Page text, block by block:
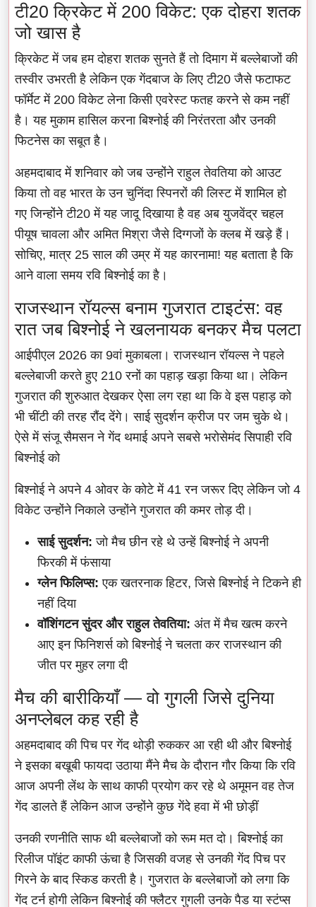
टी20 क्रिकेट में 200 विकेट: एक दोहरा शतक
जो खास है
क्रिकेट में जब हम दोहरा शतक सुनते हैं तो दिमाग में बल्लेबाजों की
तस्वीर उभरती है लेकिन एक गेंदबाज के लिए टी20 जैसे फटाफट
फॉर्मेट में 200 विकेट लेना किसी एवरेस्ट फतह करने से कम नहीं
है। यह मुकाम हासिल करना बिश्नोई की निरंतरता और उनकी
फिटनेस का सबूत है।
अहमदाबाद में शनिवार को जब उन्होंने राहुल तेवतिया को आउट
किया तो वह भारत के उन चुनिंदा स्पिनरों की लिस्ट में शामिल हो
गए जिन्होंने टी20 में यह जादू दिखाया है वह अब युजवेंद्र चहल
पीयूष चावला और अमित मिश्रा जैसे दिग्गजों के क्लब में खड़े हैं।
सोचिए, मात्र 25 साल की उम्र में यह कारनामा! यह बताता है कि
आने वाला समय रवि बिश्नोई का है।
राजस्थान रॉयल्स बनाम गुजरात टाइटंस: वह
रात जब बिश्नोई ने खलनायक बनकर मैच पलटा
आईपीएल 2026 का 9वां मुकाबला। राजस्थान रॉयल्स ने पहले
बल्लेबाजी करते हुए 210 रनों का पहाड़ खड़ा किया था। लेकिन
गुजरात की शुरुआत देखकर ऐसा लग रहा था कि वे इस पहाड़ को
भी चींटी की तरह रौंद देंगे। साई सुदर्शन क्रीज पर जम चुके थे।
ऐसे में संजू सैमसन ने गेंद थमाई अपने सबसे भरोसेमंद सिपाही रवि
बिश्नोई को
बिश्नोई ने अपने 4 ओवर के कोटे में 41 रन जरूर दिए लेकिन जो 4
विकेट उन्होंने निकाले उन्होंने गुजरात की कमर तोड़ दी।
साई सुदर्शन: जो मैच छीन रहे थे उन्हें बिश्नोई ने अपनी
फिरकी में फंसाया
ग्लेन फिलिप्स: एक खतरनाक हिटर, जिसे बिश्नोई ने टिकने ही
नहीं दिया
वॉशिंगटन सुंदर और राहुल तेवतिया: अंत में मैच खत्म करने
आए इन फिनिशर्स को बिश्नोई ने चलता कर राजस्थान की
जीत पर मुहर लगा दी
मैच की बारीकियाँ — वो गुगली जिसे दुनिया
अनप्लेबल कह रही है
अहमदाबाद की पिच पर गेंद थोड़ी रुककर आ रही थी और बिश्नोई
ने इसका बखूबी फायदा उठाया मैंने मैच के दौरान गौर किया कि रवि
आज अपनी लेंथ के साथ काफी प्रयोग कर रहे थे अमूमन वह तेज
गेंद डालते हैं लेकिन आज उन्होंने कुछ गेंदे हवा में भी छोड़ीं
उनकी रणनीति साफ थी बल्लेबाजों को रूम मत दो। बिश्नोई का
रिलीज पॉइंट काफी ऊंचा है जिसकी वजह से उनकी गेंद पिच पर
गिरने के बाद स्किड करती है। गुजरात के बल्लेबाजों को लगा कि
गेंद टर्न होगी लेकिन बिश्नोई की फ्लैटर गुगली उनके पैड या स्टंप्स